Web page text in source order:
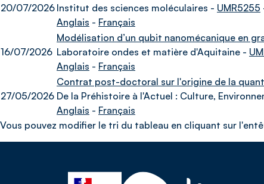
20/07/2026 Institut des sciences moléculaires - UMR5255
Anglais - Français
16/07/2026
Modélisation d’un qubit nanomécanique en
Laboratoire ondes et matière d'Aquitaine -
Anglais - Français
27/05/2026
Contrat post-doctoral sur l'origine de la
De la Préhistoire à l'Actuel : Culture,
Anglais - Français
Vous pouvez modifier le tri du tableau en cliquant sur